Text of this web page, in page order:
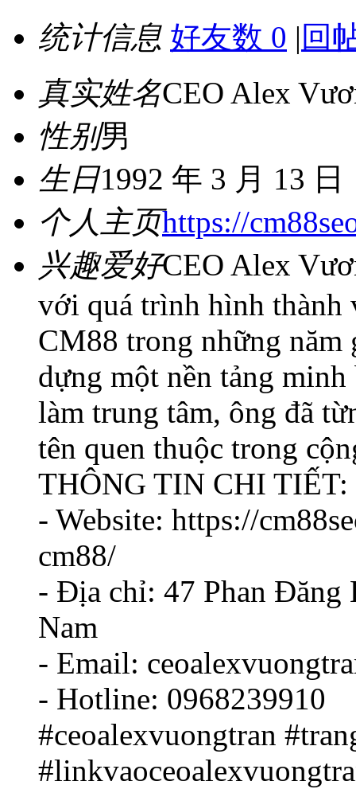
统计信息 好友数 0 | 回
真实姓名CEO Alex
性别男
生日1992 年 3 月 13 日
个人主页https://
兴趣爱好CEO Alex
với quá trình hình thành
CM88 trong những
dựng một nền tảng
làm trung tâm, ông đã
tên quen thuộc trong
THÔNG TIN CHI TIẾT:
- Website: https://
cm88/
- Địa chỉ: 47 Phan
Nam
- Email:
- Hotline: 0968239910
#ceoalexvuongtran